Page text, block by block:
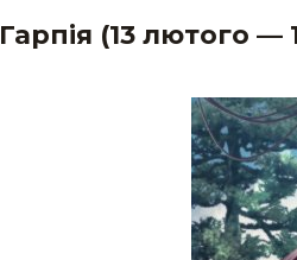
Гарпія (13 лютого —